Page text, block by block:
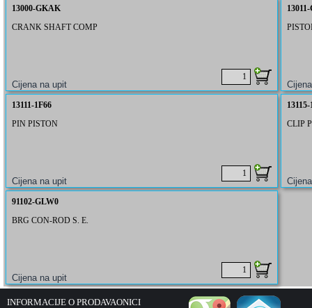
13000-GKAK
CRANK SHAFT COMP
13111-1F66
PIN PISTON
CLIP
91102-GLW0
BRG CON-ROD S. E.
INFORMACIJE O PRODAVAONICI